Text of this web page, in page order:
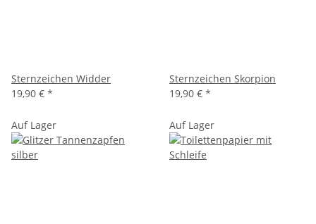
Sternzeichen Widder
19,90 € *
Sternzeichen Skorpion
19,90 € *
Auf Lager Auf Lager